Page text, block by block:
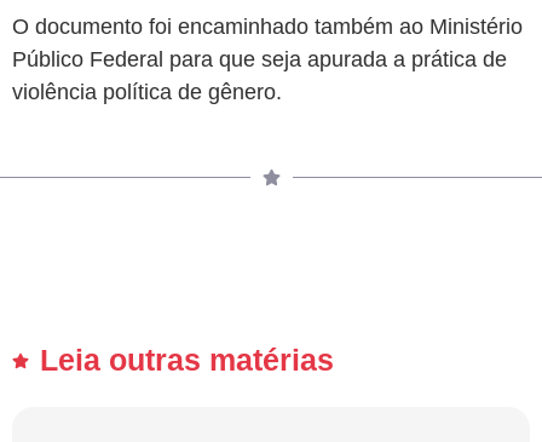
O documento foi encaminhado também ao Ministério
Público Federal para que seja apurada a prática de
violência política de gênero.
Leia outras matérias